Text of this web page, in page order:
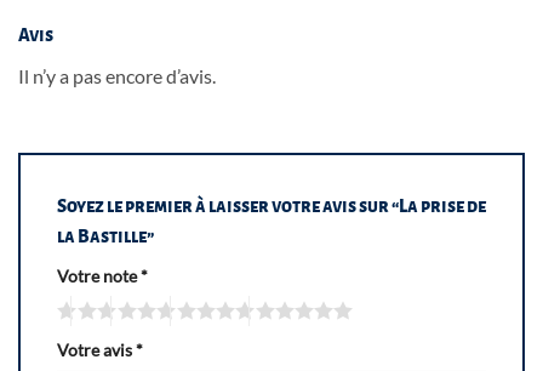
Avis
Il n’y a pas encore d’avis.
Soyez le premier à laisser votre avis sur “La prise de
la Bastille”
Votre note*
Votre avis*